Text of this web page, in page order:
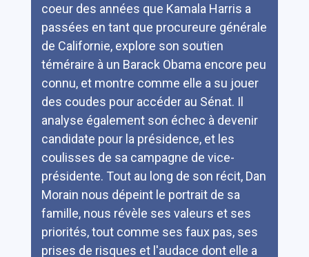
coeur des années que Kamala Harris a
passées en tant que procureure générale
de Californie, explore son soutien
téméraire à un Barack Obama encore peu
connu, et montre comme elle a su jouer
des coudes pour accéder au Sénat. Il
analyse également son échec à devenir
candidate pour la présidence, et les
coulisses de sa campagne de vice-
présidente. Tout au long de son récit, Dan
Morain nous dépeint le portrait de sa
famille, nous révèle ses valeurs et ses
priorités, tout comme ses faux pas, ses
prises de risques et l'audace dont elle a